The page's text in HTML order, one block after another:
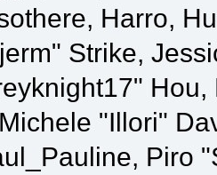
Harro,
Strike,
Hou,
"Illori"
Piro